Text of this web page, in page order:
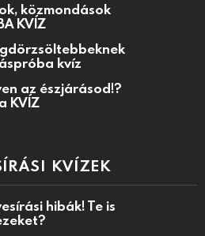
közmondások
KVÍZ
kvíz
az észjárásod!?
KVÍZ
KVÍZEK
hibák! Te is